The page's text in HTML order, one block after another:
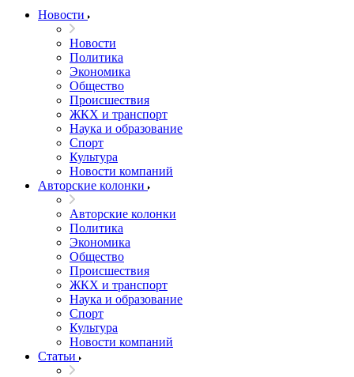
Новости
Новости
Политика
Экономика
Общество
Происшествия
ЖКХ и транспорт
Наука и образование
Спорт
Культура
Новости компаний
Авторские колонки
Авторские колонки
Политика
Экономика
Общество
Происшествия
ЖКХ и транспорт
Наука и образование
Спорт
Культура
Новости компаний
Статьи